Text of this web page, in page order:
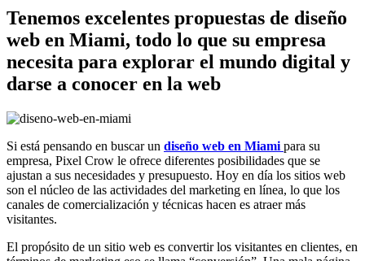
Tenemos excelentes propuestas de diseño
web en Miami, todo lo que su empresa
necesita para explorar el mundo digital y
darse a conocer en la web
Si está pensando en buscar un diseño web en Miami para su
empresa, Pixel Crow le ofrece diferentes posibilidades que se
ajustan a sus necesidades y presupuesto. Hoy en día los sitios web
son el núcleo de las actividades del marketing en línea, lo que los
canales de comercialización y técnicas hacen es atraer más
visitantes.
El propósito de un sitio web es convertir los visitantes en clientes, en